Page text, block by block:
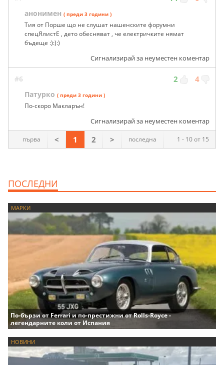
анонимен ( преди 3 години )
Тия от Порше що не слушат нашенските форумни
спецЯлистЕ , дето обесняват , че електричките нямат
бъдеще :):):)
Сигнализирай за неуместен коментар
#6 2 4
Патурко ( преди 3 години )
По-скоро Макларън!
Сигнализирай за неуместен коментар
1 - 10 от 15
първа < 1 2 > последна
ПОСЛЕДНИ
МАРКИ
По-бързи от Ferrari и по-престижни от Rolls-Royce -
легендарните коли от Испания
НОВИНИ